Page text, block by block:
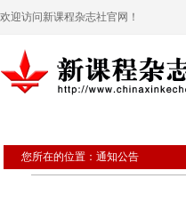
欢迎访问新课程杂志社官网！
您所在的位置：通知公告